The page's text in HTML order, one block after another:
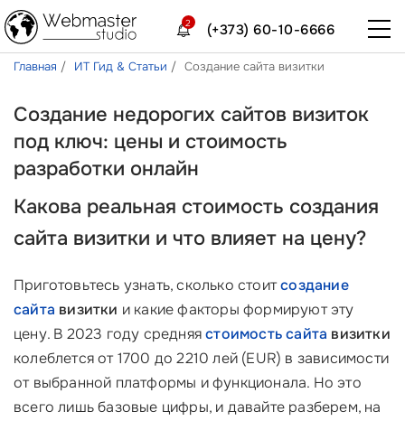
(+373) 60-10-6666
2
Главная ИТ Гид & Статьи Создание сайта визитки
Создание недорогих сайтов визиток
под ключ: цены и стоимость
разработки онлайн
Какова реальная стоимость создания
сайта визитки и что влияет на цену?
Приготовьтесь узнать, сколько стоитсоздание
сайта визитки и какие факторы формируют эту
цену. В 2023 году средняястоимость сайта визитки
колеблется от 1700 до 2210 лей (EUR) в зависимости
от выбранной платформы и функционала. Но это
всего лишь базовые цифры, и давайте разберем, на